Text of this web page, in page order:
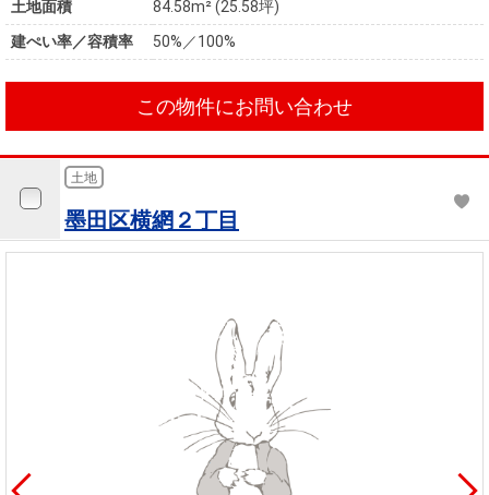
土地面積
84.58m² (25.58坪)
建ぺい率／容積率
50%／100%
この物件にお問い合わせ
土地
墨田区横網２丁目